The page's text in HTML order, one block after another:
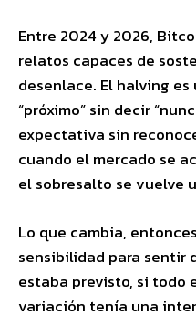
Entre 2024 y 2026,
relatos capaces de
desenlace. El halving
“próximo” sin decir
expectativa sin
cuando el mercado se
el sobresalto se vuelve
Lo que cambia,
sensibilidad para sentir
estaba previsto, si todo
variación tenía una